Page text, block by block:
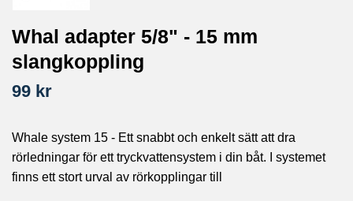
Whal adapter 5/8" - 15 mm
slangkoppling
99 kr
Whale system 15 - Ett snabbt och enkelt sätt att dra
rörledningar för ett tryckvattensystem i din båt. I systemet
finns ett stort urval av rörkopplingar till